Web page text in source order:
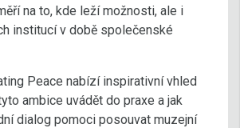
na to, kde leží možnosti, ale i
institucí v době společenské
Peace nabízí inspirativní vhled
ambice uvádět do praxe a jak
dialog pomoci posouvat muzejní